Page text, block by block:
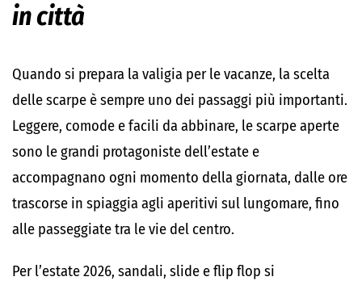
in città
Quando si prepara la valigia per le vacanze, la scelta
delle scarpe è sempre uno dei passaggi più importanti.
Leggere, comode e facili da abbinare, le scarpe aperte
sono le grandi protagoniste dell’estate e
accompagnano ogni momento della giornata, dalle ore
trascorse in spiaggia agli aperitivi sul lungomare, fino
alle passeggiate tra le vie del centro.
Per l’estate 2026, sandali, slide e flip flop si